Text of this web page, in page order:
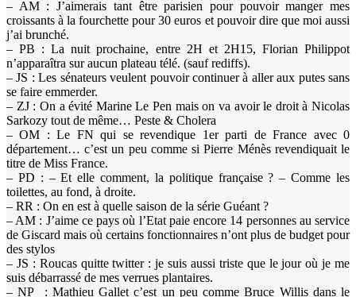
– AM : J’aimerais tant être parisien pour pouvoir manger mes
croissants à la fourchette pour 30 euros et pouvoir dire que moi aussi
j’ai brunché.
– PB : La nuit prochaine, entre 2H et 2H15, Florian Philippot
n’apparaîtra sur aucun plateau télé. (sauf rediffs).
– JS : Les sénateurs veulent pouvoir continuer à aller aux putes sans
se faire emmerder.
– ZJ : On a évité Marine Le Pen mais on va avoir le droit à Nicolas
Sarkozy tout de même… Peste & Cholera
– OM : Le FN qui se revendique 1er parti de France avec 0
département… c’est un peu comme si Pierre Ménès revendiquait le
titre de Miss France.
– PD : – Et elle comment, la politique française ? – Comme les
toilettes, au fond, à droite.
– RR : On en est à quelle saison de la série Guéant ?
– AM : J’aime ce pays où l’Etat paie encore 14 personnes au service
de Giscard mais où certains fonctionnaires n’ont plus de budget pour
des stylos
– JS : Roucas quitte twitter : je suis aussi triste que le jour où je me
suis débarrassé de mes verrues plantaires.
– NP : Mathieu Gallet c’est un peu comme Bruce Willis dans le